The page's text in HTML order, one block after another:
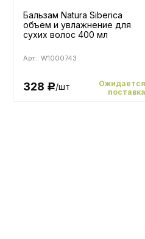
Бальзам Natura Siberica
объем и увлажнение для
сухих волос 400 мл
Арт.: W1000743
328 Р/шт
Ожидается
поставка